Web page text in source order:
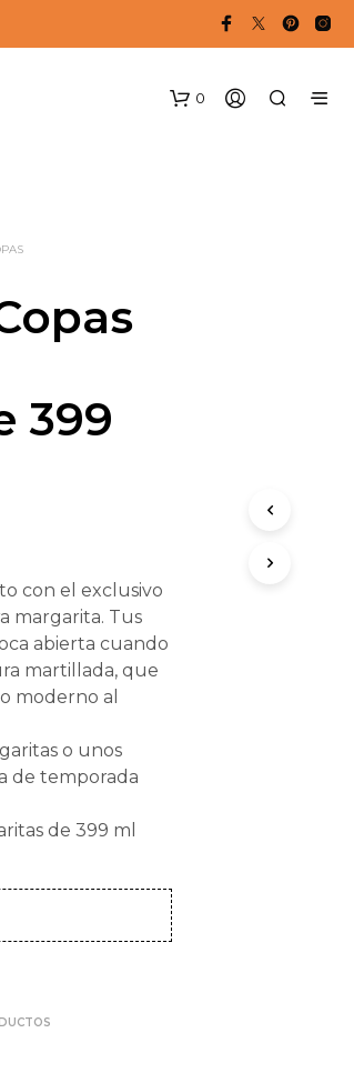
0
399
con el exclusivo
margarita. Tus
abierta cuando
martillada, que
moderno al
o unos
de temporada
de 399 ml